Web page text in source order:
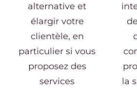
alternative et
élargir votre
clientèle, en
particulier si vous
proposez des
services
la